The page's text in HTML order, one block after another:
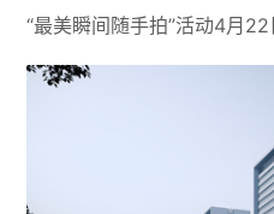
“最美瞬间随手拍”活动4月